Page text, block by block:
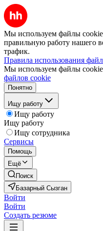
Мы используем файлы
правильную работу нашего
трафик.
Правила использования
Мы используем файлы
файлов cookie
Понятно
Ищу работу
Ищу работу
Ищу работу
Ищу сотрудника
Сервисы
Помощь
Ещё
Поиск
Базарный Сызган
Войти
Войти
Создать резюме